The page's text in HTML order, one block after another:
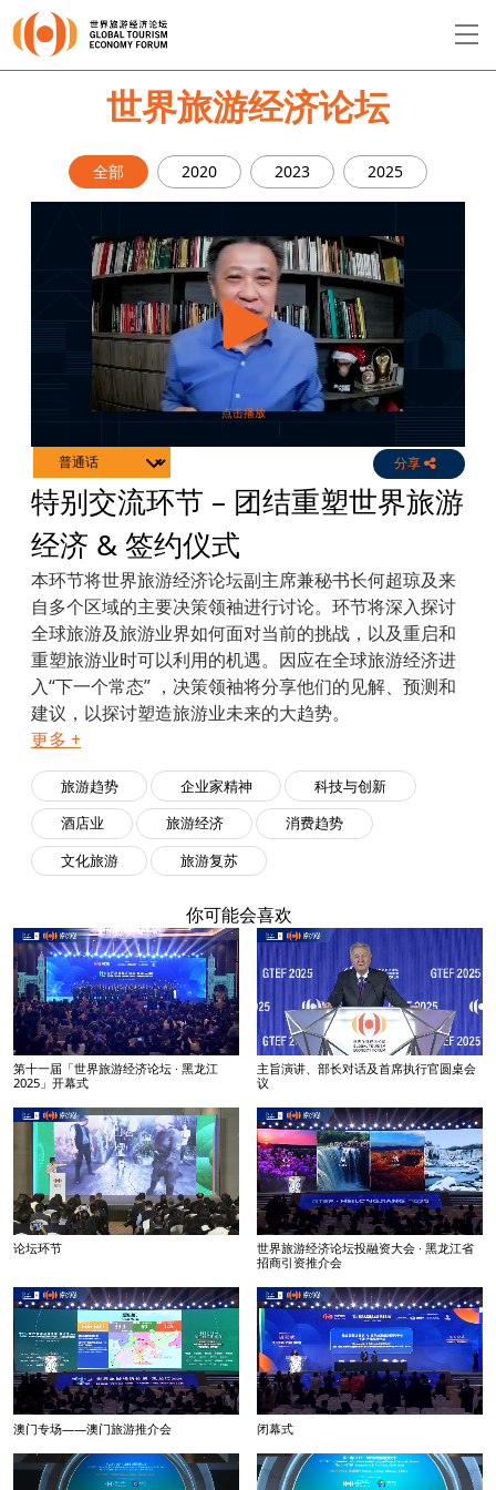
繁 简
关于论坛
论坛议程
演讲者
世界旅游经济论坛
全部 2020 2023 2025
Channels 分享
特别交流环节 – 团结重塑世界旅游
经济 & 签约仪式
本环节将世界旅游经济论坛副主席兼秘书长何超琼及来
自多个区域的主要决策领袖进行讨论。环节将深入探讨
全球旅游及旅游业界如何面对当前的挑战，以及重启和
重塑旅游业时可以利用的机遇。因应在全球旅游经济进
入“下一个常态” ，决策领袖将分享他们的见解、预测和
建议，以探讨塑造旅游业未来的大趋势。
更多 +
旅游趋势 企业家精神
科技与创新
酒店业
旅游经济
消费趋势
文化旅游
旅游复苏
你可能会喜欢
第十一届「世界旅游经济论坛 · 黑龙江
2025」开幕式
主旨演讲、部长对话及首席执行官圆桌会
议
论坛环节
世界旅游经济论坛投融资大会 · 黑龙江省
招商引资推介会
澳门专场——澳门旅游推介会 闭幕式